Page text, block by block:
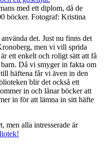
med ett diplom, då de
böcker. Fotograf: Kristina
det. Just nu finns det
men vi vill sprida
ett enkelt och roligt sätt att få
Då vi smyger in fakta om
häftena får vi även in den
blir det också ett
in och lånar böcker att
in för att lämna in sitt häfte
men alla intresserade är